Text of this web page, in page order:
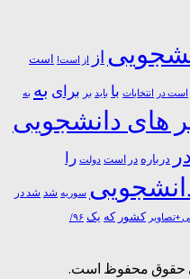
از از است! است
است در انتخابات با باید بر برای به به
های دانشجویی
در درباره در ﺍﺳﺖ دولت را
سوریه شد شد در
+تصاویر کشور که یک ۹۶/